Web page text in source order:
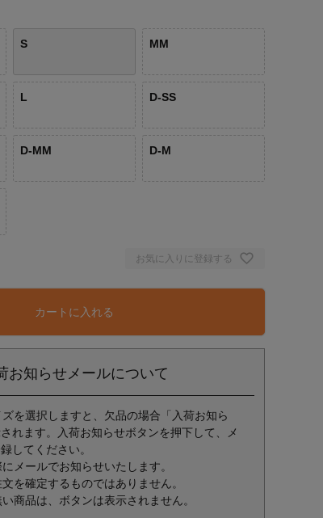
S MM
L D-SS
D-MM D-M
お気に入りに登録する
カートに入れる
お知らせメールについて
を選択しますと、欠品の場合「入荷お知ら
れます。入荷お知らせボタンを押下して、メ
してください。
メールでお知らせいたします。
を確定するものではありません。
商品は、ボタンは表示されません。